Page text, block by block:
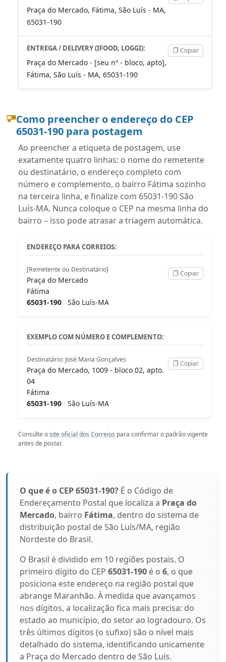
Praça do Mercado, Fátima, São Luís - MA,
65031-190
ENTREGA / DELIVERY (IFOOD, LOGGI):
Praça do Mercado - [seu nº - bloco, apto],
Fátima, São Luís - MA, 65031-190
Copiar
Como preencher o endereço do CEP
65031-190 para postagem
Ao preencher a etiqueta de postagem, use
exatamente quatro linhas: o nome do remetente
ou destinatário, o endereço completo com
número e complemento, o bairro Fátima sozinho
na terceira linha, e finalize com 65031-190 São
Luís-MA. Nunca coloque o CEP na mesma linha do
bairro – isso pode atrasar a triagem automática.
ENDEREÇO PARA CORREIOS:
[Remetente ou Destinatário]
Praça do Mercado
Fátima
65031-190 São Luís-MA
Copiar
EXEMPLO COM NÚMERO E COMPLEMENTO:
Destinatário: José Maria Gonçalves
Praça do Mercado, 1009 - bloco 02, apto.
04
Fátima
65031-190 São Luís-MA
Copiar
Consulte osite oficial dos Correios para confirmar o padrão vigente
antes de postar.
O que é o CEP 65031-190? É o Código de
Endereçamento Postal que localiza a Praça do
Mercado, bairro Fátima, dentro do sistema de
distribuição postal de São Luís/MA, região
Nordeste do Brasil.
O Brasil é dividido em 10 regiões postais. O
primeiro dígito do CEP 65031-190 é o 6, o que
posiciona este endereço na região postal que
abrange Maranhão. À medida que avançamos
nos dígitos, a localização fica mais precisa: do
estado ao município, do setor ao logradouro. Os
três últimos dígitos (o sufixo) são o nível mais
detalhado do sistema, identificando unicamente
a Praça do Mercado dentro de São Luís.